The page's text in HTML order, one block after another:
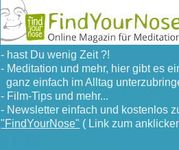
- hast Du wenig Zeit ?!
- Meditation und mehr, hier gibt es
ganz einfach im Alltag
- Film-Tips und mehr...
- Newsletter einfach und kostenlos
"FindYourNose" ( Link zum